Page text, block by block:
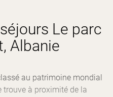
Le parc
Albanie
au patrimoine mondial
trouve à proximité de la